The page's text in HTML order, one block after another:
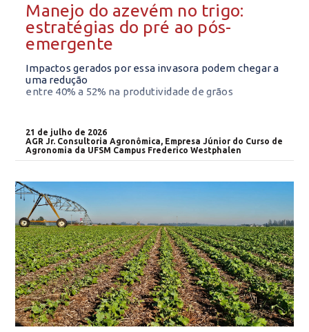
Manejo do azevém no trigo:
estratégias do pré ao pós-
emergente
Impactos gerados por essa invasora podem chegar a
uma redução
entre 40% a 52% na produtividade de grãos
21 de julho de 2026
AGR Jr. Consultoria Agronômica, Empresa Júnior do Curso de
Agronomia da UFSM Campus Frederico Westphalen